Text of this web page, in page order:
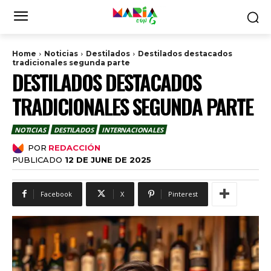
Home Noticias Destilados
Destilados destacados
tradicionales segunda parte
DESTILADOS DESTACADOS
TRADICIONALES SEGUNDA PARTE
NOTICIAS DESTILADOS INTERNACIONALES
POR REDACCIÓN
PUBLICADO 12 DE JUNE DE 2025
Facebook X Pinterest